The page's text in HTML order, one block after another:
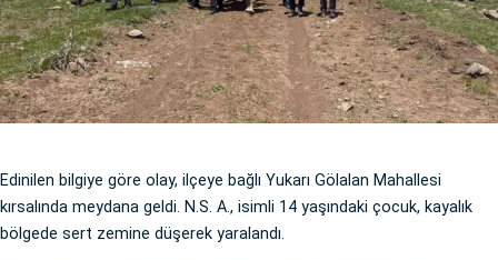
Edinilen bilgiye göre olay, ilçeye bağlı Yukarı Gölalan Mahallesi
kırsalında meydana geldi. N.S. A., isimli 14 yaşındaki çocuk, kayalık
bölgede sert zemine düşerek yaralandı.